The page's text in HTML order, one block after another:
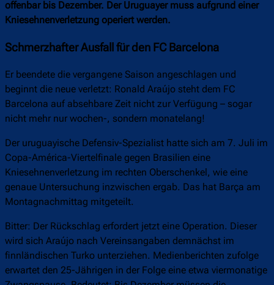
offenbar bis Dezember. Der Uruguayer muss aufgrund einer
Kniesehnenverletzung operiert werden.
Schmerzhafter Ausfall für den FC Barcelona
Er beendete die vergangene Saison angeschlagen und
beginnt die neue verletzt: Ronald Araújo steht dem FC
Barcelona auf absehbare Zeit nicht zur Verfügung – sogar
nicht mehr nur wochen-, sondern monatelang!
Der uruguayische Defensiv-Spezialist hatte sich am 7. Juli im
Copa-América-Viertelfinale gegen Brasilien eine
Kniesehnenverletzung im rechten Oberschenkel, wie eine
genaue Untersuchung inzwischen ergab. Das hat Barça am
Montagnachmittag mitgeteilt.
Bitter: Der Rückschlag erfordert jetzt eine Operation. Dieser
wird sich Araújo nach Vereinsangaben demnächst im
finnländischen Turko unterziehen. Medienberichten zufolge
erwartet den 25-Jährigen in der Folge eine etwa viermonatige